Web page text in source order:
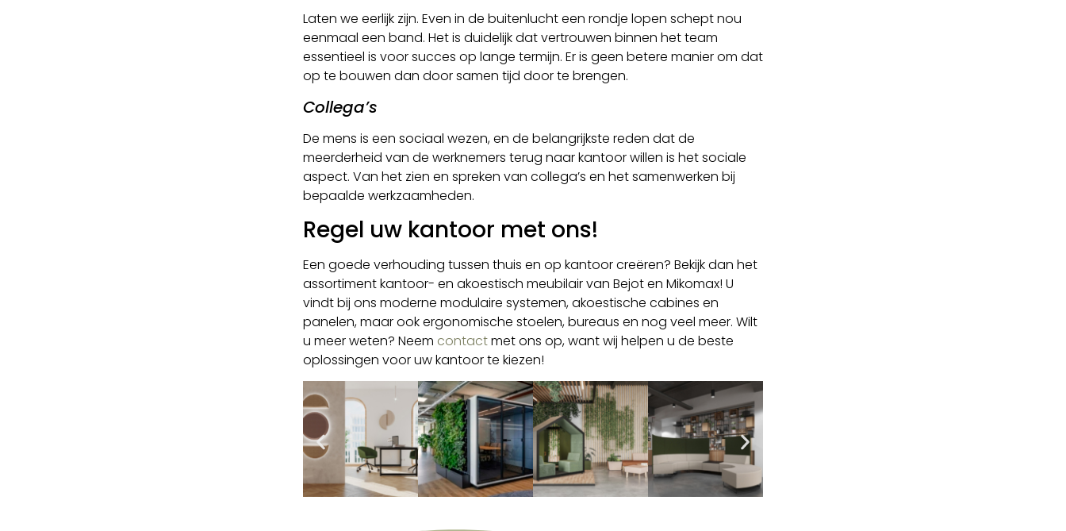
Laten we eerlijk zijn. Even in de buitenlucht een rondje lopen schept nou
eenmaal een band. Het is duidelijk dat vertrouwen binnen het team
essentieel is voor succes op lange termijn. Er is geen betere manier om dat
op te bouwen dan door samen tijd door te brengen.
Collega’s
De mens is een sociaal wezen, en de belangrijkste reden dat de
meerderheid van de werknemers terug naar kantoor willen is het sociale
aspect. Van het zien en spreken van collega’s en het samenwerken bij
bepaalde werkzaamheden.
Regel uw kantoor met ons!
Een goede verhouding tussen thuis en op kantoor creëren? Bekijk dan het
assortiment kantoor- en akoestisch meubilair van Bejot en Mikomax! U
vindt bij ons moderne modulaire systemen, akoestische cabines en
panelen, maar ook ergonomische stoelen, bureaus en nog veel meer. Wilt
u meer weten? Neem contactmet ons op, want wij helpen u de beste
oplossingen voor uw kantoor te kiezen!